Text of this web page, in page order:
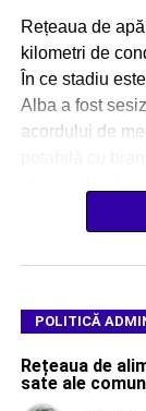
Rețeaua de
kilometri de
În ce stadiu
Alba a fost
acordului de
POLITICĂ
Rețeaua de
sate ale